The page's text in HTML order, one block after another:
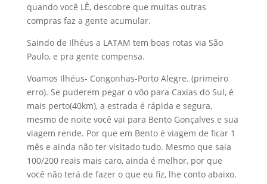
quando você LÊ, descobre que muitas outras
compras faz a gente acumular.
Saindo de Ilhéus a LATAM tem boas rotas via São
Paulo, e pra gente compensa.
Voamos Ilhéus- Congonhas-Porto Alegre. (primeiro
erro). Se puderem pegar o vôo para Caxias do Sul, é
mais perto(40km), a estrada é rápida e segura,
mesmo de noite você vai para Bento Gonçalves e sua
viagem rende. Por que em Bento é viagem de ficar 1
mês e ainda não ter visitado tudo. Mesmo que saia
100/200 reais mais caro, ainda é melhor, por que
você não terá de fazer o que eu fiz, lhe conto abaixo.